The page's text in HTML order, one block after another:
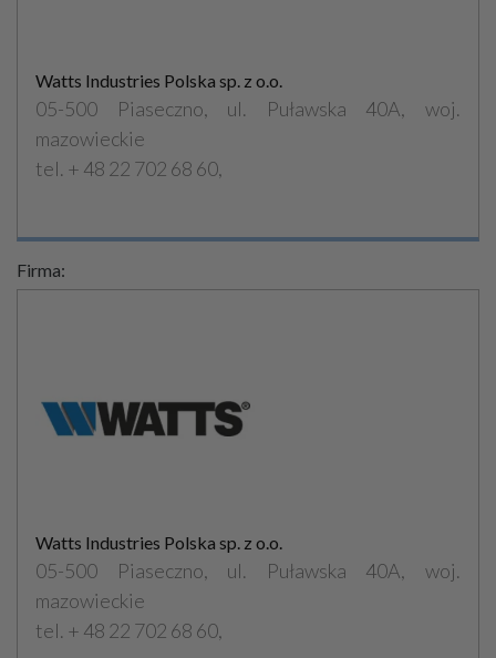
Watts Industries Polska sp. z o.o.
05-500 Piaseczno, ul. Puławska 40A, woj.
mazowieckie
tel. + 48 22 702 68 60,
Firma:
Watts Industries Polska sp. z o.o.
05-500 Piaseczno, ul. Puławska 40A, woj.
mazowieckie
tel. + 48 22 702 68 60,